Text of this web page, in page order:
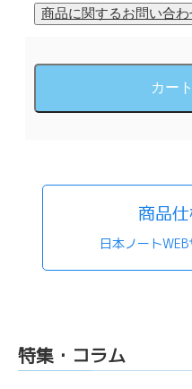
商品
日本ノート
特集・コラム